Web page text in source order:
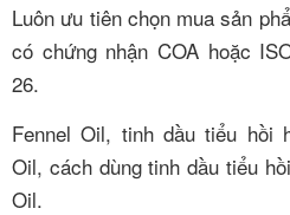
Luôn ưu tiên chọn mua sản
có chứng nhận COA hoặc
26.
Fennel Oil, tinh dầu tiểu hồi
Oil, cách dùng tinh dầu tiểu
Oil.